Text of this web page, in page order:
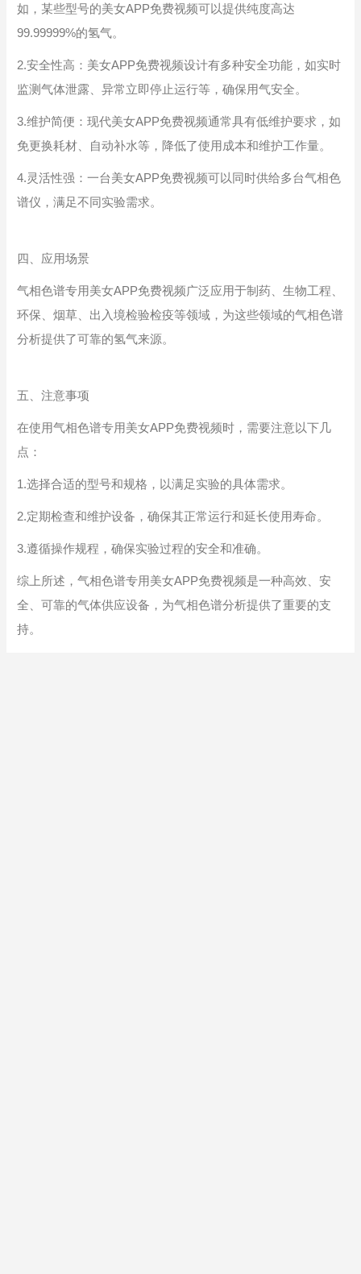
如，某些型号的美女APP免费视频可以提供纯度高达
99.99999%的氢气。
2.安全性高：美女APP免费视频设计有多种安全功能，如实时
监测气体泄露、异常立即停止运行等，确保用气安全。
3.维护简便：现代美女APP免费视频通常具有低维护要求，如
免更换耗材、自动补水等，降低了使用成本和维护工作量。
4.灵活性强：一台美女APP免费视频可以同时供给多台气相色
谱仪，满足不同实验需求。
四、应用场景
气相色谱专用美女APP免费视频广泛应用于制药、生物工程、
环保、烟草、出入境检验检疫等领域，为这些领域的气相色谱
分析提供了可靠的氢气来源。
五、注意事项
在使用气相色谱专用美女APP免费视频时，需要注意以下几
点：
1.选择合适的型号和规格，以满足实验的具体需求。
2.定期检查和维护设备，确保其正常运行和延长使用寿命。
3.遵循操作规程，确保实验过程的安全和准确。
综上所述，气相色谱专用美女APP免费视频是一种高效、安
全、可靠的气体供应设备，为气相色谱分析提供了重要的支
持。